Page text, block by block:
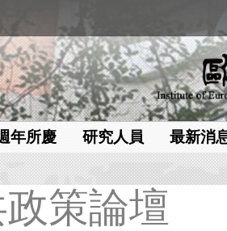
年所慶 研究人員 最新消
策論壇